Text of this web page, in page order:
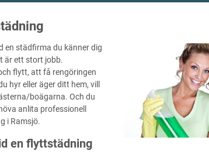
en städfirma du känner dig
är ett stort jobb.
flytt, att få rengöringen
hyr eller äger ditt hem, vill
boägarna. Och du
anlita professionell
i Ramsjö.
en flyttstädning